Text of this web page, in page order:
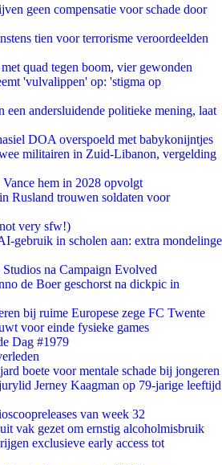
geen compensatie voor schade door
tien voor terrorisme veroordeelden
quad tegen boom, vier gewonden
'vulvalippen' op: 'stigma op
een andersluidende politieke mening, laat
DOA overspoeld met babykonijntjes
militairen in Zuid-Libanon, vergelding
hem in 2028 opvolgt
Rusland trouwen soldaten voor
very sfw!)
gebruik in scholen aan: extra mondelinge
na Campaign Evolved
de Boer geschorst na dickpic in
bij ruime Europese zege FC Twente
voor einde fysieke games
Dag #1979
boete voor mentale schade bij jongeren
Jerney Kaagman op 79-jarige leeftijd
van week 32
vak gezet om ernstig alcoholmisbruik
exclusieve early access tot